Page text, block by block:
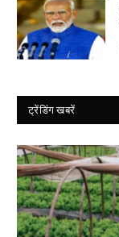
ट्रेंडिंग खबरें